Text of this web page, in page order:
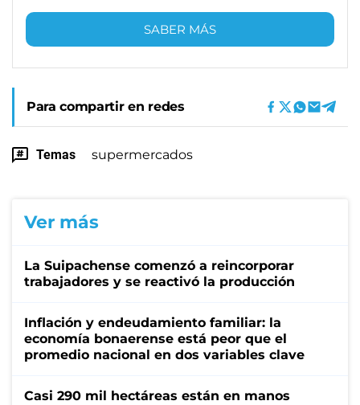
SABER MÁS
Para compartir en redes
Temas supermercados
Ver más
La Suipachense comenzó a reincorporar
trabajadores y se reactivó la producción
Inflación y endeudamiento familiar: la
economía bonaerense está peor que el
promedio nacional en dos variables clave
Casi 290 mil hectáreas están en manos